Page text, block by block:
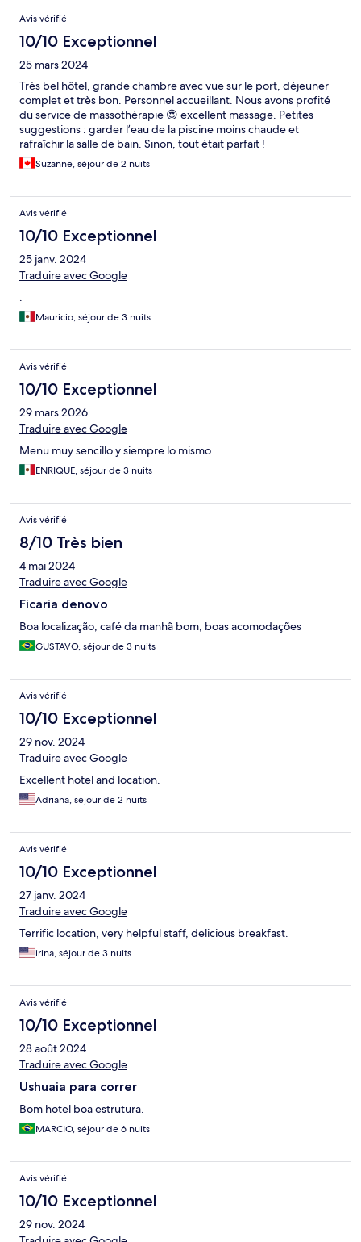
Avis
Avis vérifié
10/10 Exceptionnel
25 mars 2024
Très bel hôtel, grande chambre avec vue sur le port, déjeuner
complet et très bon. Personnel accueillant. Nous avons profité
du service de massothérapie 😍 excellent massage. Petites
suggestions : garder l’eau de la piscine moins chaude et
rafraîchir la salle de bain. Sinon, tout était parfait !
Suzanne, séjour de 2 nuits
Avis vérifié
10/10 Exceptionnel
25 janv. 2024
Traduire avec Google
.
Mauricio, séjour de 3 nuits
Avis vérifié
10/10 Exceptionnel
29 mars 2026
Traduire avec Google
Menu muy sencillo y siempre lo mismo
ENRIQUE, séjour de 3 nuits
Avis vérifié
8/10 Très bien
4 mai 2024
Traduire avec Google
Ficaria denovo
Boa localização, café da manhã bom, boas acomodações
GUSTAVO, séjour de 3 nuits
Avis vérifié
10/10 Exceptionnel
29 nov. 2024
Traduire avec Google
Excellent hotel and location.
Adriana, séjour de 2 nuits
Avis vérifié
10/10 Exceptionnel
27 janv. 2024
Traduire avec Google
Terrific location, very helpful staff, delicious breakfast.
irina, séjour de 3 nuits
Avis vérifié
10/10 Exceptionnel
28 août 2024
Traduire avec Google
Ushuaia para correr
Bom hotel boa estrutura.
MARCIO, séjour de 6 nuits
Avis vérifié
10/10 Exceptionnel
29 nov. 2024